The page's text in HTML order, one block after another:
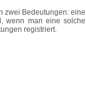
Bedeutungen: eine
wenn man eine solche
registriert.